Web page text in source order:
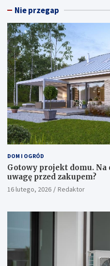
Nie przegap
DOM I OGRÓD
Gotowy projekt domu. Na co naprawdę zwrócić
uwagę przed zakupem?
16 lutego, 2026 Redaktor